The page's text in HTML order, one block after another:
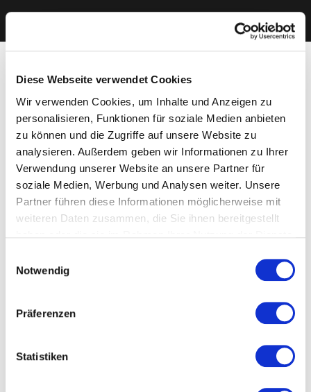
Diese Webseite verwendet Cookies
Wir verwenden Cookies, um Inhalte und Anzeigen zu
personalisieren, Funktionen für soziale Medien anbieten
zu können und die Zugriffe auf unsere Website zu
analysieren. Außerdem geben wir Informationen zu Ihrer
Verwendung unserer Website an unsere Partner für
soziale Medien, Werbung und Analysen weiter. Unsere
Partner führen diese Informationen möglicherweise mit
weiteren Daten zusammen, die Sie ihnen bereitgestellt
Cookies, wenn Sie unsere Webseite weiterhin nutzen.
Notwendig
Präferenzen
Statistiken